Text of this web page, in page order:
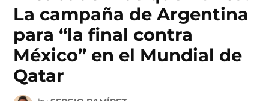
La campaña de Argentina
para “la final contra
México” en el Mundial de
Qatar